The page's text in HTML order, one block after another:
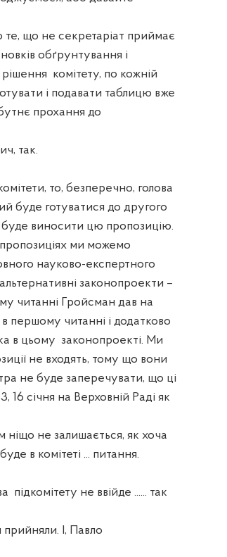
що не секретаріат приймає
обґрунтування і
комітету, по кожній
і подавати таблицю вже
прохання до
так.
то, безперечно, голова
буде готуватися до другого
буде виносити цю пропозицію.
ми можемо
науково-експертного
законопроекти –
читанні Гройсман дав на
першому читанні і додатково
в цьому законопроекті. Ми
не входять, тому що вони
не буде заперечувати, що ці
16 січня на Верховній Раді як
не залишається, як хоча
в комітеті ... питання.
підкомітету не ввійде ...... так
І, Павло